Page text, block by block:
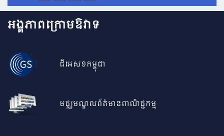
អង្គភាពក្រោមឱវាទ
ជីអេស១កម្ពុជា
មជ្ឈមណ្ឌលព័ត៌មានពាណិជ្ជកម្ម